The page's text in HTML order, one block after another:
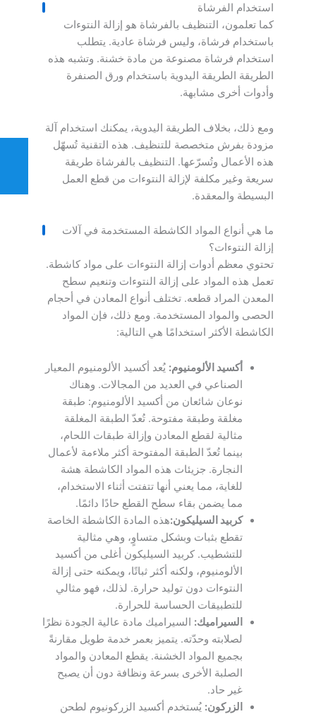
استخدام الفرشاة
كما تعلمون، التنظيف بالفرشاة هو إزالة النتوءات
باستخدام فرشاة، وليس فرشاة عادية. يتطلب
استخدام فرشاة مصنوعة من مادة خشنة. وتشبه هذه
الطريقة الطريقة اليدوية باستخدام ورق الصنفرة
وأدوات أخرى مشابهة.
ومع ذلك، بخلاف الطريقة اليدوية، يمكنك استخدام آلة
مزودة بفرش متخصصة للتنظيف. هذه التقنية تُسهّل
هذه الأعمال وتُسرّعها. التنظيف بالفرشاة طريقة
سريعة وغير مكلفة لإزالة النتوءات من قطع العمل
البسيطة والمعقدة.
ما هي أنواع المواد الكاشطة المستخدمة في آلات
إزالة النتوءات؟
تحتوي معظم أدوات إزالة النتوءات على مواد كاشطة.
تعمل هذه المواد على إزالة النتوءات وتنعيم سطح
المعدن المراد قطعه. تختلف أنواع المعادن في أحجام
الحصى والمواد المستخدمة. ومع ذلك، فإن المواد
الكاشطة الأكثر استخدامًا هي التالية:
أكسيد الألومنيوم: يُعد أكسيد الألومنيوم المعيار
الصناعي في العديد من المجالات. وهناك
نوعان شائعان من أكسيد الألومنيوم: طبقة
مغلقة وطبقة مفتوحة. تُعدّ الطبقة المغلقة
مثالية لقطع المعادن وإزالة طبقات اللحام،
بينما تُعدّ الطبقة المفتوحة أكثر ملاءمة لأعمال
النجارة. جزيئات هذه المواد الكاشطة هشة
للغاية، مما يعني أنها تتفتت أثناء الاستخدام،
مما يضمن بقاء سطح القطع حادًا دائمًا.
كربيد السيليكون:هذه المادة الكاشطة الخاصة
تقطع بثبات وبشكل متساوٍ، وهي مثالية
للتشطيب. كربيد السيليكون أغلى من أكسيد
الألومنيوم، ولكنه أكثر ثباتًا، ويمكنه حتى إزالة
النتوءات دون توليد حرارة. لذلك، فهو مثالي
للتطبيقات الحساسة للحرارة.
السيراميك: السيراميك مادة عالية الجودة نظرًا
لصلابته وحدّته. يتميز بعمر خدمة طويل مقارنةً
بجميع المواد الخشنة. يقطع المعادن والمواد
الصلبة الأخرى بسرعة ونظافة دون أن يصبح
غير حاد.
الزركون: يُستخدم أكسيد الزركونيوم لطحن